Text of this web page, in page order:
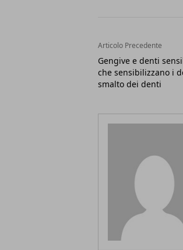
Articolo Precedente
Gengive e denti
che sensibilizzano i
smalto dei denti